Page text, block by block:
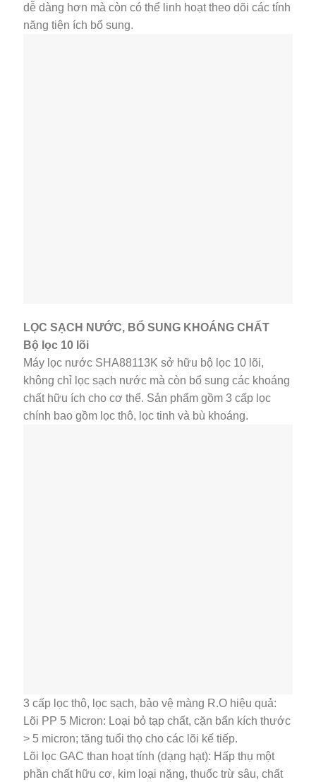
dễ dàng hơn mà còn có thể linh hoạt theo dõi các tính
năng tiện ích bổ sung.
LỌC SẠCH NƯỚC, BỔ SUNG KHOÁNG CHẤT
Bộ lọc 10 lõi
Máy lọc nước SHA88113K sở hữu bộ lọc 10 lõi,
không chỉ lọc sạch nước mà còn bổ sung các khoáng
chất hữu ích cho cơ thể. Sản phẩm gồm 3 cấp lọc
chính bao gồm lọc thô, lọc tinh và bù khoáng.
3 cấp lọc thô, lọc sạch, bảo vệ màng R.O hiệu quả:
Lõi PP 5 Micron: Loại bỏ tạp chất, cặn bẩn kích thước
> 5 micron; tăng tuổi thọ cho các lõi kế tiếp.
Lõi lọc GAC than hoạt tính (dạng hạt): Hấp thụ một
phần chất hữu cơ, kim loại nặng, thuốc trừ sâu, chất